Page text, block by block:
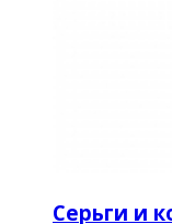
Серьги и